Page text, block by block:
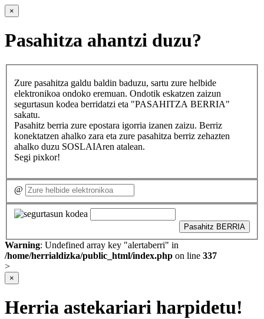
×
Pasahitza ahantzi duzu?
Zure pasahitza galdu baldin baduzu, sartu zure helbide
elektronikoa ondoko eremuan. Ondotik eskatzen zaizun
segurtasun kodea berridatzi eta "PASAHITZA BERRIA"
sakatu.
Pasahitz berria zure epostara igorria izanen zaizu. Berriz
konektatzen ahalko zara eta zure pasahitza berriz zehazten
ahalko duzu SOSLAIAren atalean.
Segi pixkor!
@
Pasahitz BERRIA
Warning: Undefined array key "alertaberri" in
/home/herrialdizka/public_html/index.php on line 337
>
×
Herria astekariari harpidetu!